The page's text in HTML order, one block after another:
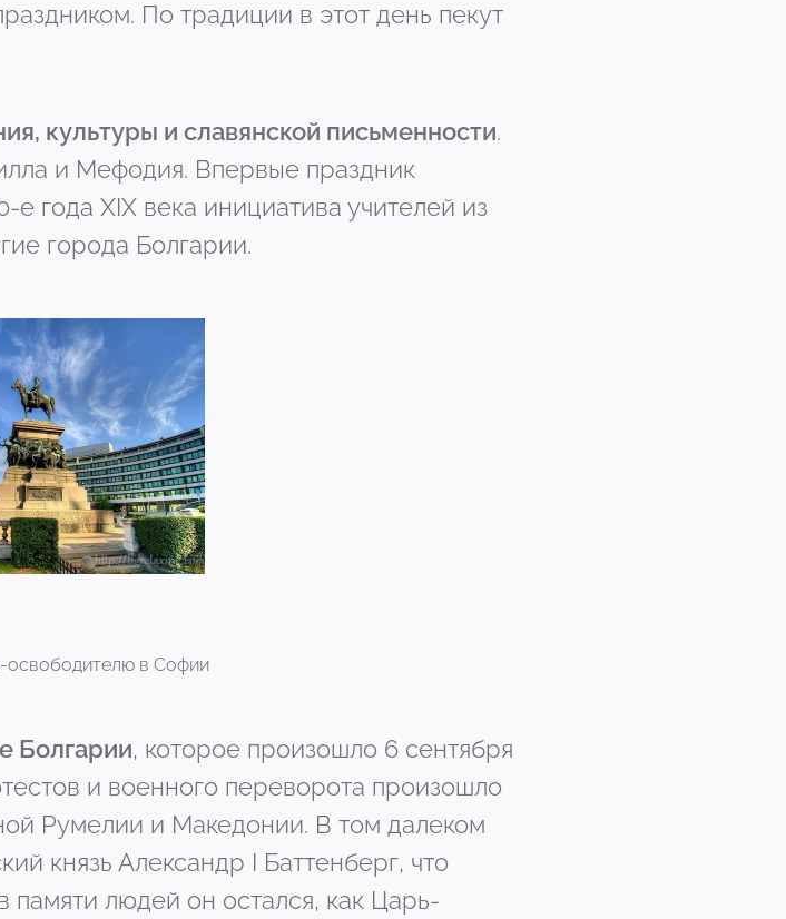
По традиции в этот день пекут
культуры и славянской письменности.
и Мефодия. Впервые праздник
е года XIX века инициатива учителей из
города Болгарии.
освободителю в Софии
Болгарии, которое произошло 6 сентября
и военного переворота произошло
Румелии и Македонии. В том далеком
князь Александр I Баттенберг, что
памяти людей он остался, как Царь-